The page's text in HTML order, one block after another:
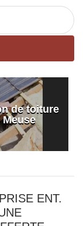
de toiture
Meuse
ENT.